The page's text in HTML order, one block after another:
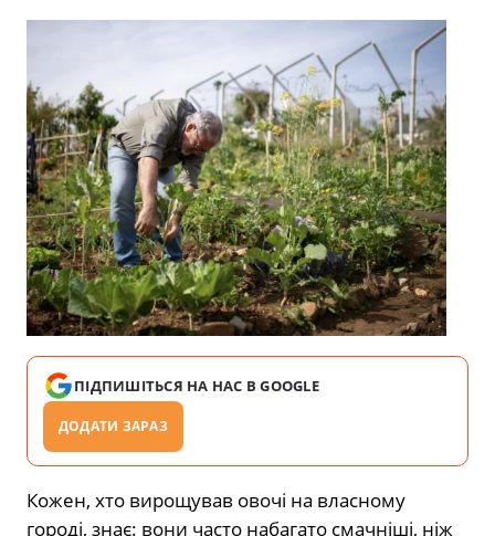
ПІДПИШІТЬСЯ НА НАС В GOOGLE
ДОДАТИ ЗАРАЗ
Кожен, хто вирощував овочі на власному
городі, знає: вони часто набагато смачніші, ніж